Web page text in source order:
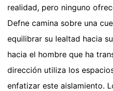
realidad, pero ninguno
Defne camina sobre una
equilibrar su lealtad hacia
hacia el hombre que ha
dirección utiliza los
enfatizar este aislamiento.